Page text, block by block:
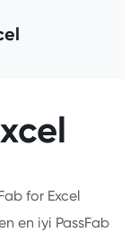
for Excel
en iyi PassFab